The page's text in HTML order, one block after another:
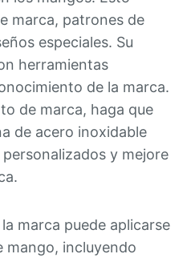
marca, patrones de
especiales. Su
herramientas
de la marca.
de marca, haga que
de acero inoxidable
y mejore
marca puede aplicarse
mango, incluyendo